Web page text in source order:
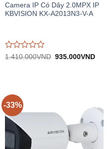
Camera IP Có Dây 2.0MPX IP
KBVISION KX-A2013N3-V-A
Được
5
1.410.000VND Giá
935.000VNDGiá
-33%